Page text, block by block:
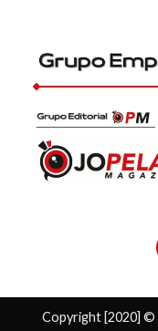
Copyright [2020] ©